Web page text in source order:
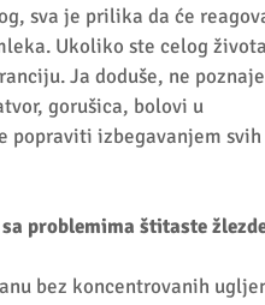
sva je prilika da će
Ukoliko ste celog života
Ja doduše, ne
gorušica, bolovi u
popraviti izbegavanjem svih
problemima štitaste
bez koncentrovanih